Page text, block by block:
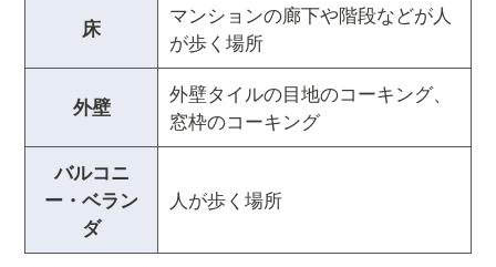
床
マンションの廊下や階段などが人
が歩く場所
外壁
外壁タイルの目地のコーキング、
窓枠のコーキング
バルコニ
ー・ベラン
ダ
人が歩く場所